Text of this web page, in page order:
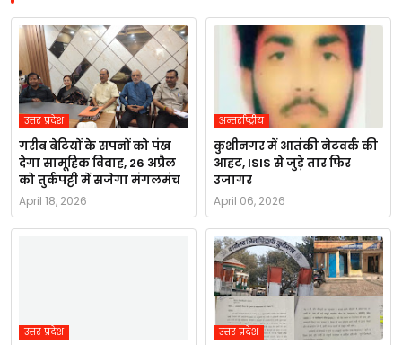
उत्तर प्रदेश
गरीब बेटियों के सपनों को पंख
देगा सामूहिक विवाह, 26 अप्रैल
को तुर्कपट्टी में सजेगा मंगलमंच
April 18, 2026
अन्तर्राष्ट्रीय
कुशीनगर में आतंकी नेटवर्क की
आहट, ISIS से जुड़े तार फिर
उजागर
April 06, 2026
उत्तर प्रदेश उत्तर प्रदेश